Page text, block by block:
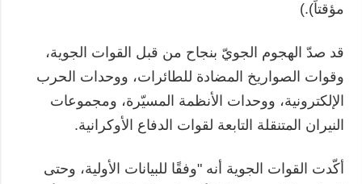
مؤقتاً).)
قد صدّ الهجوم الجويّ بنجاح من قبل القوات الجوية،
وقوات الصواريخ المضادة للطائرات، ووحدات الحرب
الإلكترونية، ووحدات الأنظمة المسيّرة، ومجموعات
النيران المتنقلة التابعة لقوات الدفاع الأوكرانية.
أكّدت القوات الجوية أنه "وفقًا للبيانات الأولية، وحتى